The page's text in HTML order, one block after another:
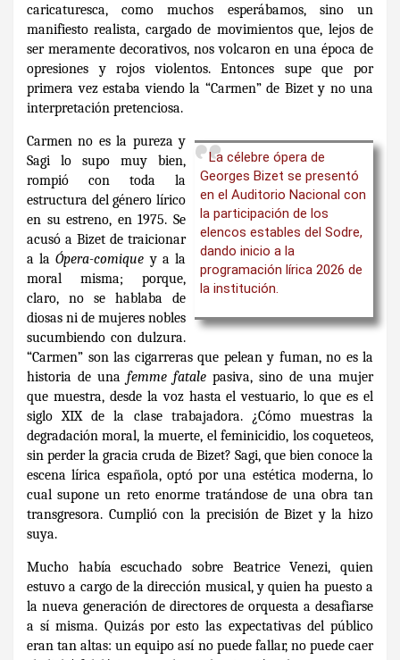
caricaturesca, como muchos esperábamos, sino un
manifiesto realista, cargado de movimientos que, lejos de
ser meramente decorativos, nos volcaron en una época de
opresiones y rojos violentos. Entonces supe que por
primera vez estaba viendo la “Carmen” de Bizet y no una
interpretación pretenciosa.
La célebre ópera de
Georges Bizet se presentó
en el Auditorio Nacional con
la participación de los
elencos estables del Sodre,
dando inicio a la
programación lírica 2026 de
la institución.
Carmen no es la pureza y
Sagi lo supo muy bien,
rompió con toda la
estructura del género lírico
en su estreno, en 1975. Se
acusó a Bizet de traicionar
a laÓpera-comique y a la
moral misma; porque,
claro, no se hablaba de
diosas ni de mujeres nobles
sucumbiendo con dulzura.
“Carmen” son las cigarreras que pelean y fuman, no es la
historia de una femme fatale pasiva, sino de una mujer
que muestra, desde la voz hasta el vestuario, lo que es el
siglo XIX de la clase trabajadora. ¿Cómo muestras la
degradación moral, la muerte, el feminicidio, los coqueteos,
sin perder la gracia cruda de Bizet? Sagi, que bien conoce la
escena lírica española, optó por una estética moderna, lo
cual supone un reto enorme tratándose de una obra tan
transgresora. Cumplió con la precisión de Bizet y la hizo
suya.
Mucho había escuchado sobre Beatrice Venezi, quien
estuvo a cargo de la dirección musical, y quien ha puesto a
la nueva generación de directores de orquesta a desafiarse
a sí misma. Quizás por esto las expectativas del público
eran tan altas: un equipo así no puede fallar, no puede caer